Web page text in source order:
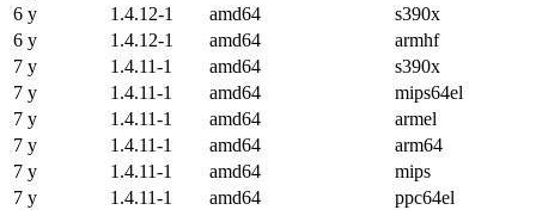
6 y
1.4.12-1 amd64
s390x
6 y
1.4.12-1 amd64
armhf
7 y
1.4.11-1 amd64
s390x
7 y
1.4.11-1 amd64
mips64el
7 y
1.4.11-1 amd64
armel
7 y
1.4.11-1 amd64
arm64
7 y
1.4.11-1 amd64
mips
7 y
1.4.11-1 amd64
ppc64el